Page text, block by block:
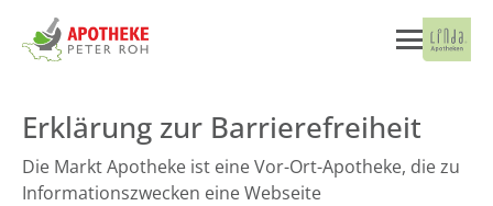
Erklärung zur Barrierefreiheit
Die Markt Apotheke ist eine Vor-Ort-Apotheke, die zu
Informationszwecken eine Webseite